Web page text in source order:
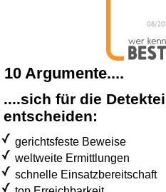
08/
10 Argumente....
....sich für die
entscheiden:
gerichtsfeste Beweise
weltweite Ermittlungen
schnelle Einsatzbereitschaft